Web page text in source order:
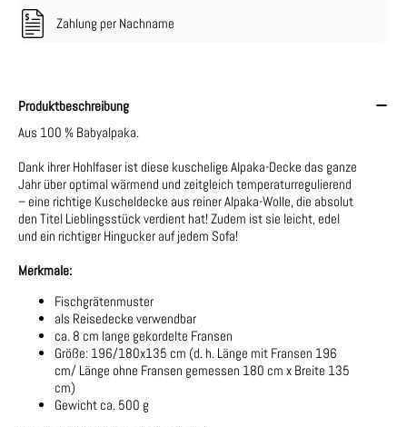
Zahlung per Nachname
Produktbeschreibung
Aus 100 % Babyalpaka.
Dank ihrer Hohlfaser ist diese kuschelige Alpaka-Decke das ganze
Jahr über optimal wärmend und zeitgleich temperaturregulierend
– eine richtige Kuscheldecke aus reiner Alpaka-Wolle, die absolut
den Titel Lieblingsstück verdient hat! Zudem ist sie leicht, edel
und ein richtiger Hingucker auf jedem Sofa!
Merkmale:
Fischgrätenmuster
als Reisedecke verwendbar
ca. 8 cm lange gekordelte Fransen
Größe: 196/180x135 cm (d. h. Länge mit Fransen 196
cm/ Länge ohne Fransen gemessen 180 cm x Breite 135
cm)
Gewicht ca. 500 g